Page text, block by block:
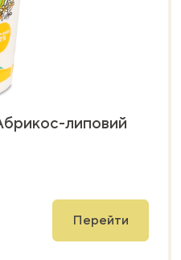
липовий
Перейти